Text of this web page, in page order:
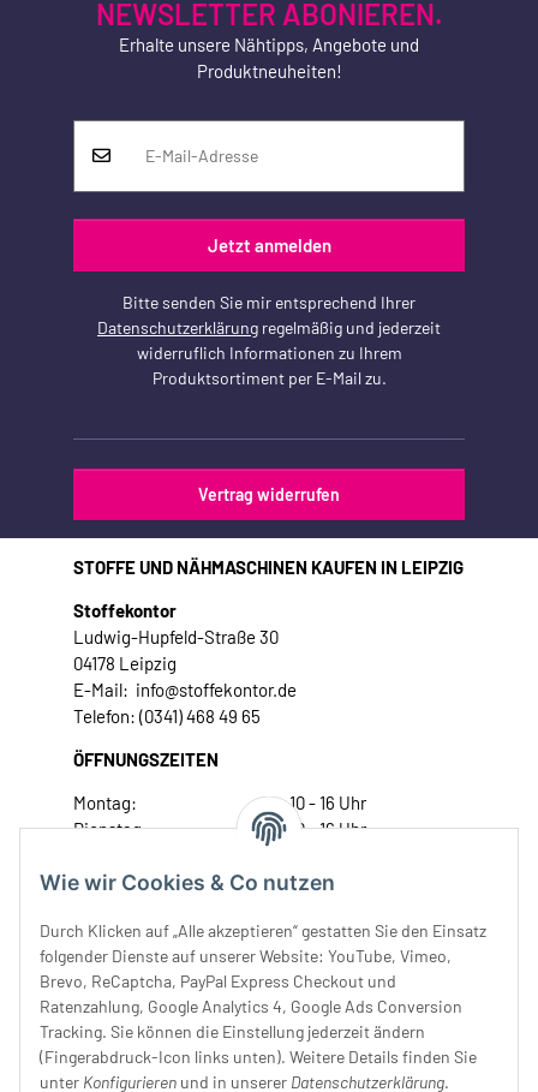
Wie wir Cookies & Co nutzen
Durch Klicken auf „Alle akzeptieren“ gestatten Sie den Einsatz
folgender Dienste auf unserer Website: YouTube, Vimeo,
Brevo, ReCaptcha, PayPal Express Checkout und
Ratenzahlung, Google Analytics 4, Google Ads Conversion
Tracking. Sie können die Einstellung jederzeit ändern
(Fingerabdruck-Icon links unten). Weitere Details finden Sie
unter Konfigurieren und in unserer Datenschutzerklärung.
NEWSLETTER ABONIEREN.
Erhalte unsere Nähtipps, Angebote und
Produktneuheiten!
Jetzt anmelden
Bitte senden Sie mir entsprechend Ihrer
Datenschutzerklärung regelmäßig und jederzeit
widerruflich Informationen zu Ihrem
Produktsortiment per E-Mail zu.
Vertrag widerrufen
STOFFE UND NÄHMASCHINEN KAUFEN IN LEIPZIG
Stoffekontor
Ludwig-Hupfeld-Straße 30
04178 Leipzig
E-Mail: info@stoffekontor.de
Telefon: (0341) 468 49 65
ÖFFNUNGSZEITEN
Montag:
10 - 16 Uhr
Dienstag:
10 - 16 Uhr
Donnerstag:
10 - 18 Uhr
Samstag:
10 - 14 Uhr
Unser Service
Rechtliches